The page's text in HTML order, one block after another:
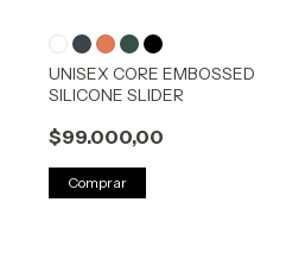
UNISEX CORE EMBOSSED
SILICONE SLIDER
$99.000,00
Comprar